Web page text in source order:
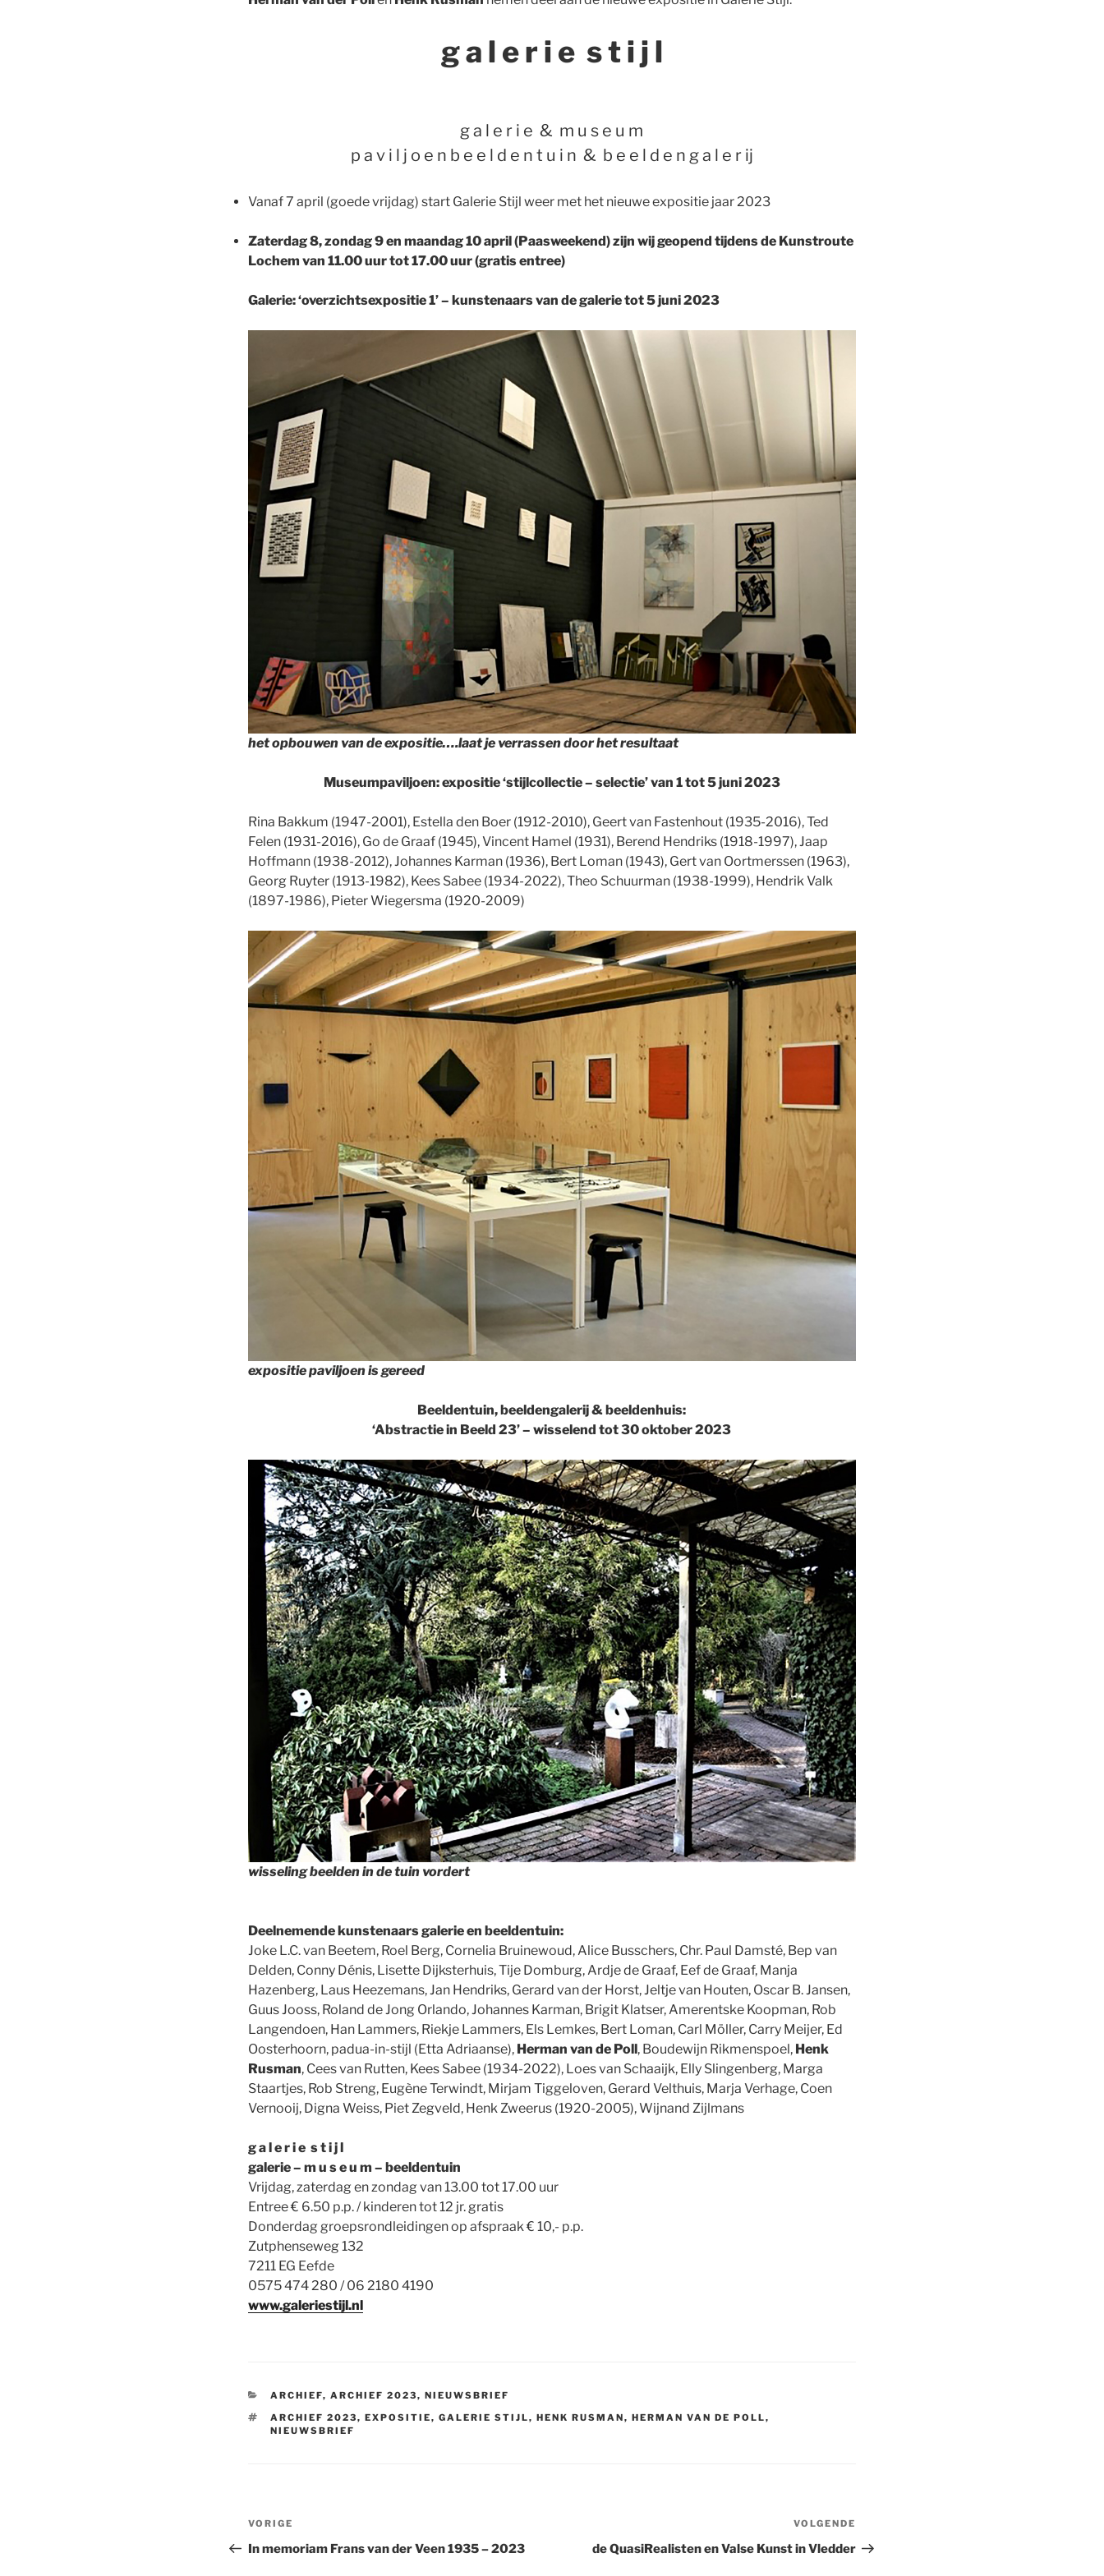
g a l e r i e s t i j l
g a l e r i e & m u s e u m
p a v i l j o e n b e e l d e n t u i n & b e e l d e n g a l e r ij
Vanaf 7 april (goede vrijdag) start Galerie Stijl weer met het nieuwe expositie jaar 2023
Zaterdag 8, zondag 9 en maandag 10 april (Paasweekend) zijn wij geopend tijdens de Kunstroute
Lochem van 11.00 uur tot 17.00 uur (gratis entree)
Galerie: ‘overzichtsexpositie 1’ – kunstenaars van de galerie tot 5 juni 2023
het opbouwen van de expositie….laat je verrassen door het resultaat
Museumpaviljoen: expositie ‘stijlcollectie – selectie’ van 1 tot 5 juni 2023
Rina Bakkum (1947-2001), Estella den Boer (1912-2010), Geert van Fastenhout (1935-2016), Ted
Felen (1931-2016), Go de Graaf (1945), Vincent Hamel (1931), Berend Hendriks (1918-1997), Jaap
Hoffmann (1938-2012), Johannes Karman (1936), Bert Loman (1943), Gert van Oortmerssen (1963),
Georg Ruyter (1913-1982), Kees Sabee (1934-2022), Theo Schuurman (1938-1999), Hendrik Valk
(1897-1986), Pieter Wiegersma (1920-2009)
expositie paviljoen is gereed
Beeldentuin, beeldengalerij & beeldenhuis:
‘Abstractie in Beeld 23’ – wisselend tot 30 oktober 2023
wisseling beelden in de tuin vordert
Deelnemende kunstenaars galerie en beeldentuin:
Joke L.C. van Beetem, Roel Berg, Cornelia Bruinewoud, Alice Busschers, Chr. Paul Damsté, Bep van
Delden, Conny Dénis, Lisette Dijksterhuis, Tije Domburg, Ardje de Graaf, Eef de Graaf, Manja
Hazenberg, Laus Heezemans, Jan Hendriks, Gerard van der Horst, Jeltje van Houten, Oscar B. Jansen,
Guus Jooss, Roland de Jong Orlando, Johannes Karman, Brigit Klatser, Amerentske Koopman, Rob
Langendoen, Han Lammers, Riekje Lammers, Els Lemkes, Bert Loman, Carl Möller, Carry Meijer, Ed
Oosterhoorn, padua-in-stijl (Etta Adriaanse), Herman van de Poll, Boudewijn Rikmenspoel, Henk
Rusman, Cees van Rutten, Kees Sabee (1934-2022), Loes van Schaaijk, Elly Slingenberg, Marga
Staartjes, Rob Streng, Eugène Terwindt, Mirjam Tiggeloven, Gerard Velthuis, Marja Verhage, Coen
Vernooij, Digna Weiss, Piet Zegveld, Henk Zweerus (1920-2005), Wijnand Zijlmans
g a l e r i e s t i j l
galerie – m u s e u m – beeldentuin
Vrijdag, zaterdag en zondag van 13.00 tot 17.00 uur
Entree € 6.50 p.p. / kinderen tot 12 jr. gratis
Donderdag groepsrondleidingen op afspraak € 10,- p.p.
Zutphenseweg 132
7211 EG Eefde
0575 474 280 / 06 2180 4190
www.galeriestijl.nl
CATEGORIEËN
ARCHIEF,ARCHIEF 2023,NIEUWSBRIEF
TAGS
ARCHIEF 2023,EXPOSITIE,GALERIE STIJL,HENK RUSMAN,HERMAN VAN DE POLL,
NIEUWSBRIEF
Bericht
navigatie
Vorig
bericht
VORIGE
In memoriam Frans van der Veen 1935 – 2023
bericht
VOLGENDE
de QuasiRealisten en Valse Kunst in Vledder